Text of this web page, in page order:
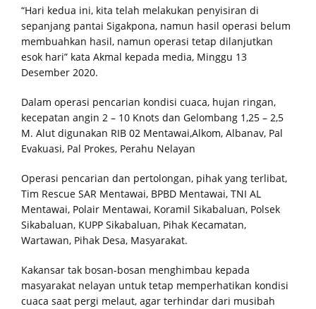
“Hari kedua ini, kita telah melakukan penyisiran di
sepanjang pantai Sigakpona, namun hasil operasi belum
membuahkan hasil, namun operasi tetap dilanjutkan
esok hari” kata Akmal kepada media, Minggu 13
Desember 2020.
Dalam operasi pencarian kondisi cuaca, hujan ringan,
kecepatan angin 2 – 10 Knots dan Gelombang 1,25 – 2,5
M. Alut digunakan RIB 02 Mentawai,Alkom, Albanav, Pal
Evakuasi, Pal Prokes, Perahu Nelayan
Operasi pencarian dan pertolongan, pihak yang terlibat,
Tim Rescue SAR Mentawai, BPBD Mentawai, TNI AL
Mentawai, Polair Mentawai, Koramil Sikabaluan, Polsek
Sikabaluan, KUPP Sikabaluan, Pihak Kecamatan,
Wartawan, Pihak Desa, Masyarakat.
Kakansar tak bosan-bosan menghimbau kepada
masyarakat nelayan untuk tetap memperhatikan kondisi
cuaca saat pergi melaut, agar terhindar dari musibah